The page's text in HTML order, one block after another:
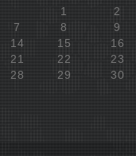
1
2
7 8
9
14 15
16
21 22
23
28 29
30